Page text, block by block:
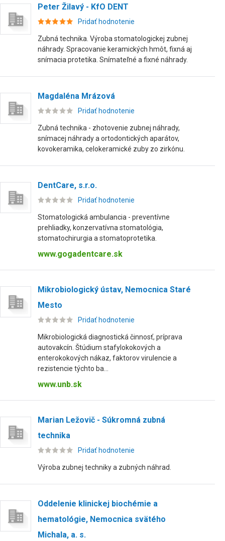
Peter Žilavý - KfO DENT
Pridať hodnotenie
Zubná technika. Výroba stomatologickej zubnej
náhrady. Spracovanie keramických hmôt, fixná aj
snímacia protetika. Snímateľné a fixné náhrady.
Magdaléna Mrázová
Pridať hodnotenie
Zubná technika - zhotovenie zubnej náhrady,
snímacej náhrady a ortodontických aparátov,
kovokeramika, celokeramické zuby zo zirkónu.
DentCare, s.r.o.
Pridať hodnotenie
Stomatologická ambulancia - preventívne
prehliadky, konzervatívna stomatológia,
stomatochirurgia a stomatoprotetika.
www.gogadentcare.sk
Mikrobiologický ústav, Nemocnica Staré
Mesto
Pridať hodnotenie
Mikrobiologická diagnostická činnosť, príprava
autovakcín. Štúdium stafylokokových a
enterokokových nákaz, faktorov virulencie a
rezistencie týchto ba...
www.unb.sk
Marian Ležovič - Súkromná zubná
technika
Pridať hodnotenie
Výroba zubnej techniky a zubných náhrad.
Oddelenie klinickej biochémie a
hematológie, Nemocnica svätého
Michala, a. s.